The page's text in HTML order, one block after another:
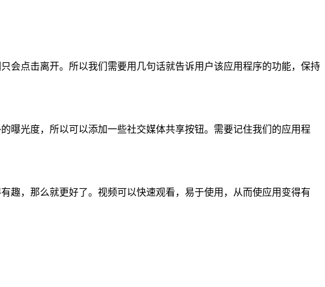
会点击离开。所以我们需要用几句话就告诉用户该应用程序的功能，保持
曝光度，所以可以添加一些社交媒体共享按钮。需要记住我们的应用程
趣，那么就更好了。视频可以快速观看，易于使用，从而使应用变得有